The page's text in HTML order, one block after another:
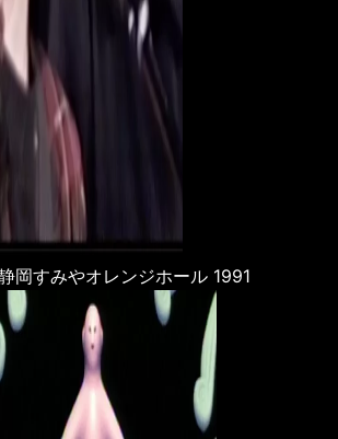
岡すみやオレンジホール 1991